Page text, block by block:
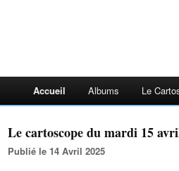
Accueil Albums Le
Le cartoscope du mardi 15
Publié le 14 Avril 2025